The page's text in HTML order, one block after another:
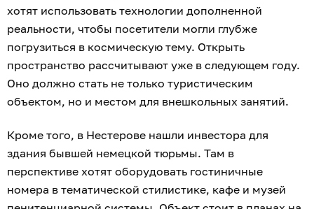
хотят использовать технологии дополненной
реальности, чтобы посетители могли глубже
погрузиться в космическую тему. Открыть
пространство рассчитывают уже в следующем году.
Оно должно стать не только туристическим
объектом, но и местом для внешкольных занятий.
Кроме того, в Нестерове нашли инвестора для
здания бывшей немецкой тюрьмы. Там в
перспективе хотят оборудовать гостиничные
номера в тематической стилистике, кафе и музей